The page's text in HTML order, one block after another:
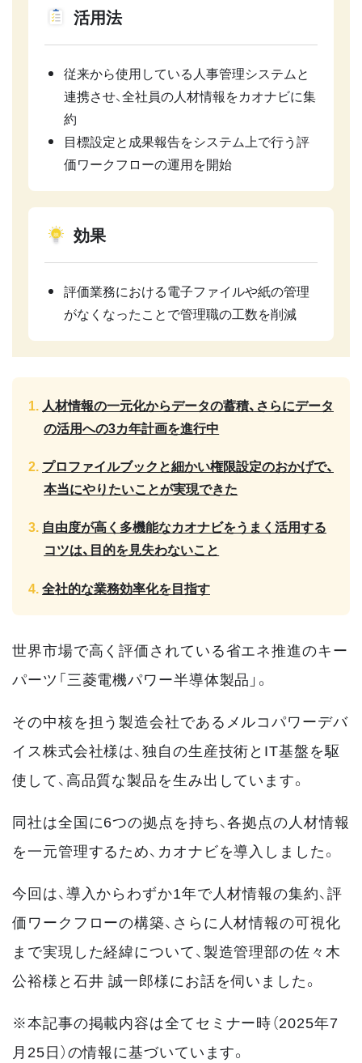
活用法
従来から使用している人事管理システムと
連携させ、全社員の人材情報をカオナビに集
約
目標設定と成果報告をシステム上で行う評
価ワークフローの運用を開始
効果
評価業務における電子ファイルや紙の管理
がなくなったことで管理職の工数を削減
人材情報の一元化からデータの蓄積、さらにデータ
の活用への3カ年計画を進行中
プロファイルブックと細かい権限設定のおかげで、
本当にやりたいことが実現できた
自由度が高く多機能なカオナビをうまく活用する
コツは、目的を見失わないこと
全社的な業務効率化を目指す
世界市場で高く評価されている省エネ推進のキー
パーツ「三菱電機パワー半導体製品」。
その中核を担う製造会社であるメルコパワーデバ
イス株式会社様は、独自の生産技術とIT基盤を駆
使して、高品質な製品を生み出しています。
同社は全国に6つの拠点を持ち、各拠点の人材情報
を一元管理するため、カオナビを導入しました。
今回は、導入からわずか1年で人材情報の集約、評
価ワークフローの構築、さらに人材情報の可視化
まで実現した経緯について、製造管理部の佐々木
公裕様と石井 誠一郎様にお話を伺いました。
※本記事の掲載内容は全てセミナー時（2025年7
月25日）の情報に基づいています。